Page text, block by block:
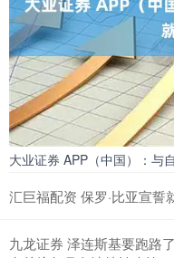
大业证券 APP（中国）：与
汇巨福配资 保罗·比亚宣
九龙证券 泽连斯基要跑路